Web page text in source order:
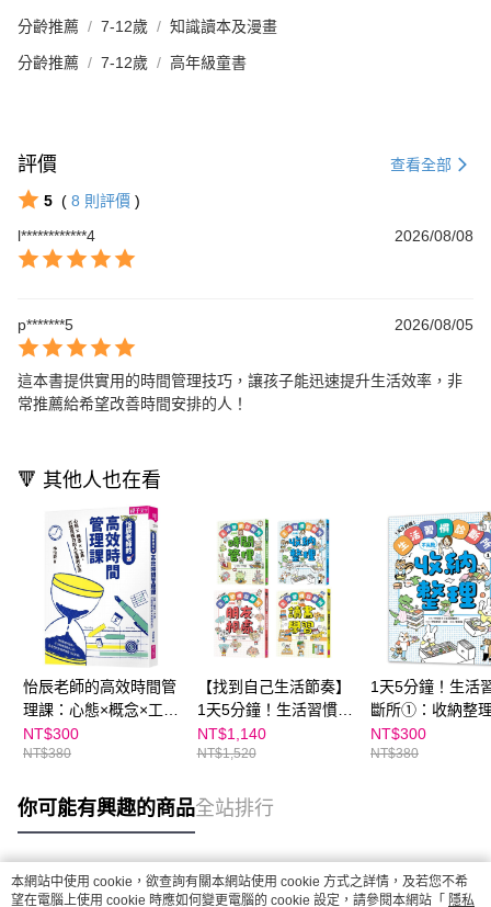
分齡推薦 7-12歲 知識讀本及漫畫
分齡推薦 7-12歲 高年級童書
評價 查看全部
5 ( 8 則評價 )
l************4
2026/08/08
p*******5 2026/08/05
這本書提供實用的時間管理技巧，讓孩子能迅速提升生活效率，非
常推薦給希望改善時間安排的人！
🔻 其他人也在看
怡辰老師的高效時間管
理課：心態×概念×工
具，打造恆毅力的人生
複利心法
NT$300
NT$380
【找到自己生活節奏】
1天5分鐘！生活習慣診
斷所：讀書學習ｘ時間
管理ｘ朋友相處ｘ收納
NT$1,140
NT$1,520
1天5分鐘！生活
斷所①：收納整
敗
NT$300
NT$380
你可能有興趣的商品全站排行
熱門標籤
本網站中使用 cookie，欲查詢有關本網站使用 cookie 方式之詳情，及若您不希
望在電腦上使用 cookie 時應如何變更電腦的 cookie 設定，請參閱本網站「 隱私